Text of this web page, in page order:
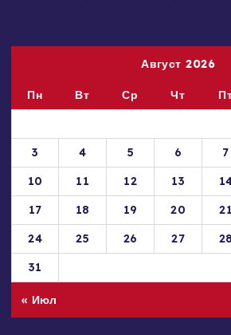
Август 2026
3
4 5 6 7
10
11 12 13 14
17
18 19 20 21
24
31